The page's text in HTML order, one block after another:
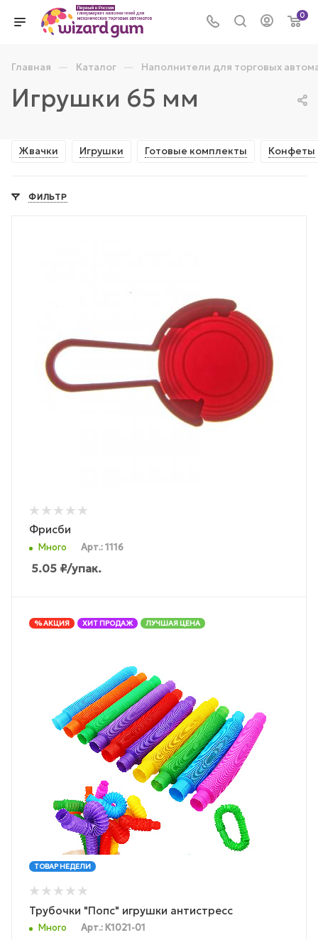
0
Главная — Каталог — Наполнители для торговых
Игрушки 65 мм
Жвачки Игрушки Готовые комплекты Конфеты
ФИЛЬТР
Фрисби
Много Арт.: 1116
5.05 ₽/упак.
% АКЦИЯ ХИТ ПРОДАЖ ЛУЧШАЯ ЦЕНА
ТОВАР НЕДЕЛИ
Трубочки "Попс" игрушки антистресс
Много Арт.: К1021-01